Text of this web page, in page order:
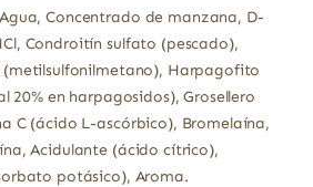
Agua, Concentrado de manzana, D-
Condroitín sulfato (pescado),
(metilsulfonilmetano), Harpagofito
20% en harpagosidos), Grosellero
C (ácido L-ascórbico), Bromelaína,
Acidulante (ácido cítrico),
potásico), Aroma.